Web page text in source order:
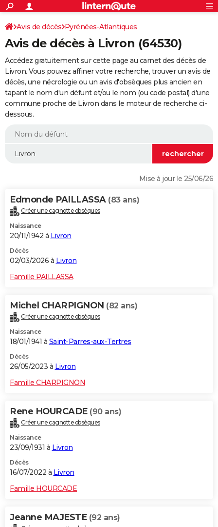
ACTUALITÉS
Politique
Société
Faits Divers
Education
Monde
Villes
+
SPORT
Coupe du monde 2026
Football
Tennis
Cyclisme
Rugby
Forum
Programme TV
TNTStreaming
Cinéma
Sorties cinéma
Musique
+FINANCE
Retraite
Epargne
Immobilier
Risques naturels par ville
Assurance
AUTO
Essais
Réserver un essai
Citadines
Berlines
SUV
Forum auto
+
HIGH-TECH
BRICOLAGE
WEEK-END
Alimentation
Guide de la santé
Maladies
Médicaments
Sommeil
VOYAGE
Destinations
City break
Voyage nature
Voyage de noces
Forum
Climat
+PHOTO
GUIDES D'ACHAT
Carte de Noël
Carte Bonne année
Carte Saint-Valentin
Carte Pâques
Carte d'anniversaire
DICTIONNAIRE
Dictionnaire
Biographies
Citations
Expressions
Proverbes
PROGRAMME TV
S'inscrire
Se connecter
Lycées
Collèges
Primaires
Universités
Entreprises
Service militaire
Avis de recherche
AVIS DE DÉCÈS
FORUM
S'inscrire
Connexion
Avis de décès Pyrénées-Atlantiques
Avis de décès à Livron (64530)
Accédez gratuitement sur cette page au carnet des décès de
Livron. Vous pouvez affiner votre recherche, trouver un avis de
décès, une nécrologie ou un avis d'obsèques plus ancien en
tapant le nom d'un défunt et/ou le nom (ou code postal) d'une
commune proche de Livron dans le moteur de recherche ci-
dessous.
Mise à jour le 25/06/26
Edmonde PAILLASSA (83 ans)
Créer une cagnotte obsèques
Naissance
20/11/1942 à Livron
Décès
02/03/2026 à Livron
Famille PAILLASSA
Michel CHARPIGNON (82 ans)
Créer une cagnotte obsèques
Naissance
18/01/1941 à Saint-Parres-aux-Tertres
Décès
26/05/2023 à Livron
Famille CHARPIGNON
Rene HOURCADE (90 ans)
Créer une cagnotte obsèques
Naissance
23/09/1931 à Livron
Décès
16/07/2022 à Livron
Famille HOURCADE
Jeanne MAJESTE (92 ans)